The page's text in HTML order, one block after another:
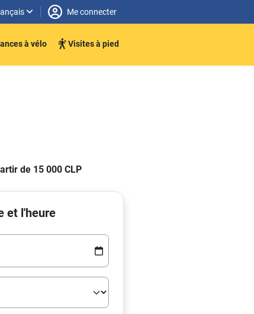
Me connecter
à vélo Visites à pied
de 15 000 CLP
et l'heure